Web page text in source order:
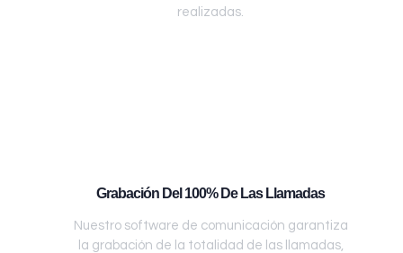
realizadas.
Grabación Del 100% De Las Llamadas
Nuestro software de comunicación garantiza
la grabación de la totalidad de las llamadas,